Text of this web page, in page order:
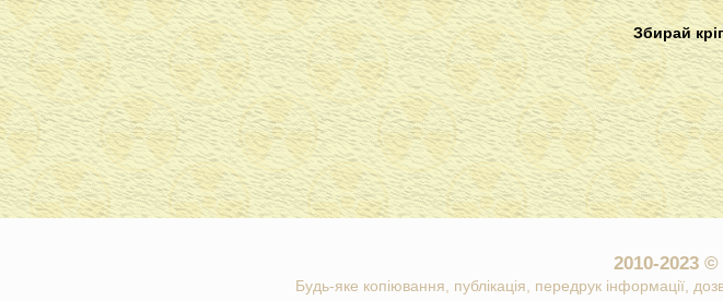
Збирай
2010-2023
Будь-яке копіювання, публікація, передрук інформації,